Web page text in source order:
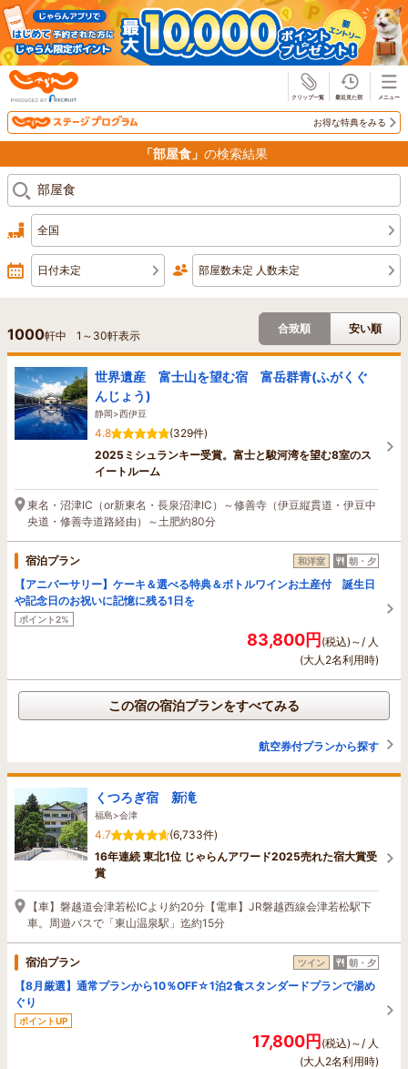
お得な特典をみる
「部屋食」 の検索結果
全国
日付未定 部屋数未定 人数未定
1000軒中 1 ～ 30軒表示
合致順 安い順
世界遺産 富士山を望む宿 富岳群青(ふがくぐ
んじょう)
静岡>西伊豆
4.8
(329件)
2025ミシュランキー受賞。富士と駿河湾を望む8室のス
イートルーム
東名・沼津IC（or新東名・長泉沼津IC）～修善寺（伊豆縦貫道・伊豆中
央道・修善寺道路経由）～土肥約80分
宿泊プラン 和洋室 朝・夕
【アニバーサリー】ケーキ＆選べる特典＆ボトルワインお土産付 誕生日
や記念日のお祝いに記憶に残る1日を
ポイント2%
83,800円(税込)～/ 人
(大人2名利用時)
この宿の宿泊プランをすべてみる
航空券付プランから探す
くつろぎ宿 新滝
福島>会津
4.7
(6,733件)
16年連続 東北1位 じゃらんアワード2025売れた宿大賞受
賞
【車】磐越道会津若松ICより約20分【電車】JR磐越西線会津若松駅下
車。周遊バスで「東山温泉駅」迄約15分
宿泊プラン ツイン 朝・夕
【8月厳選】通常プランから10％OFF☆1泊2食スタンダードプランで湯め
ぐり
ポイントUP
17,800円(税込)～/ 人
(大人2名利用時)